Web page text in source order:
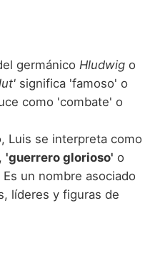
germánico Hludwig o
significa 'famoso' o
como 'combate' o
Luis se interpreta como
, 'guerrero glorioso' o
Es un nombre asociado
líderes y figuras de